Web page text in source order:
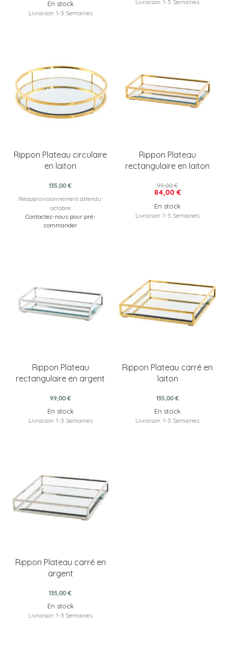
En stock
Livraison: 1-3 Semaines
Livraison: 1-3 Semaines
Rippon Plateau circulaire
en laiton
135,00 €
Réapprovisionnement attendu:
octobre
Contactez-nous pour pré-
commander
Rippon Plateau
rectangulaire en laiton
84,00 €
99,00 €
En stock
Livraison: 1-3 Semaines
Rippon Plateau
rectangulaire en argent
99,00 €
En stock
Livraison: 1-3 Semaines
Rippon Plateau carré en
laiton
135,00 €
En stock
Livraison: 1-3 Semaines
Rippon Plateau carré en
argent
135,00 €
En stock
Livraison: 1-3 Semaines